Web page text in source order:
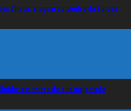
Checa: viagem ao centro da Europa
em terras de sua majestade